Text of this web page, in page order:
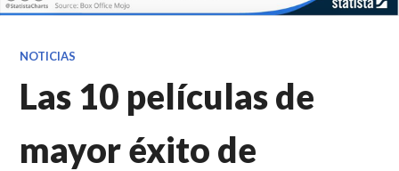
NOTICIAS
Las 10 películas de
mayor éxito de